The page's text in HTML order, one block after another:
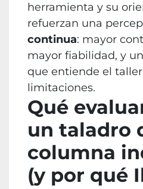
herramienta y su
refuerzan una
continua: mayor
mayor fiabilidad, y
que entiende el
limitaciones.
Qué
un taladro
columna
(y por qué